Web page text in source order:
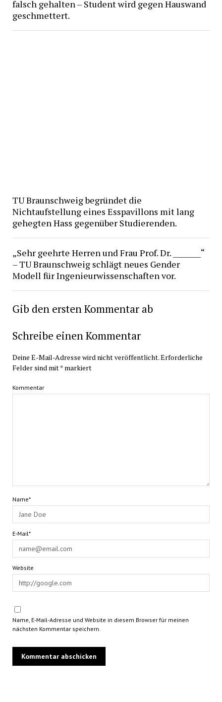
falsch gehalten – Student wird gegen Hauswand
geschmettert.
TU Braunschweig begründet die
Nichtaufstellung eines Esspavillons mit lang
gehegten Hass gegenüber Studierenden.
„Sehr geehrte Herren und Frau Prof. Dr. ________“
– TU Braunschweig schlägt neues Gender
Modell für Ingenieurwissenschaften vor.
Gib den ersten Kommentar ab
Schreibe einen Kommentar
Deine E-Mail-Adresse wird nicht veröffentlicht.Erforderliche
Felder sind mit*markiert
Kommentar
Name*
E-Mail*
Website
Name, E-Mail-Adresse und Website in diesem Browser für meinen
nächsten Kommentar speichern.